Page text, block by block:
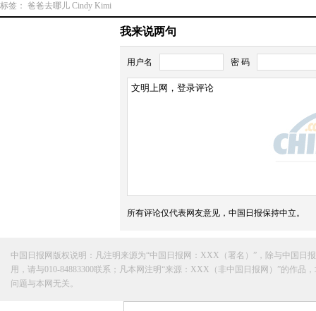
标签： 爸爸去哪儿 Cindy Kimi
我来说两句
用户名 密 码
所有评论仅代表网友意见，中国日报保持中立。
中国日报网版权说明：凡注明来源为“中国日报网：XXX（署名）”，除与中国
用，请与010-84883300联系；凡本网注明“来源：XXX（非中国日报网）”的作
问题与本网无关。
雪
肩
精
侣
真
甜
奶
2》
精